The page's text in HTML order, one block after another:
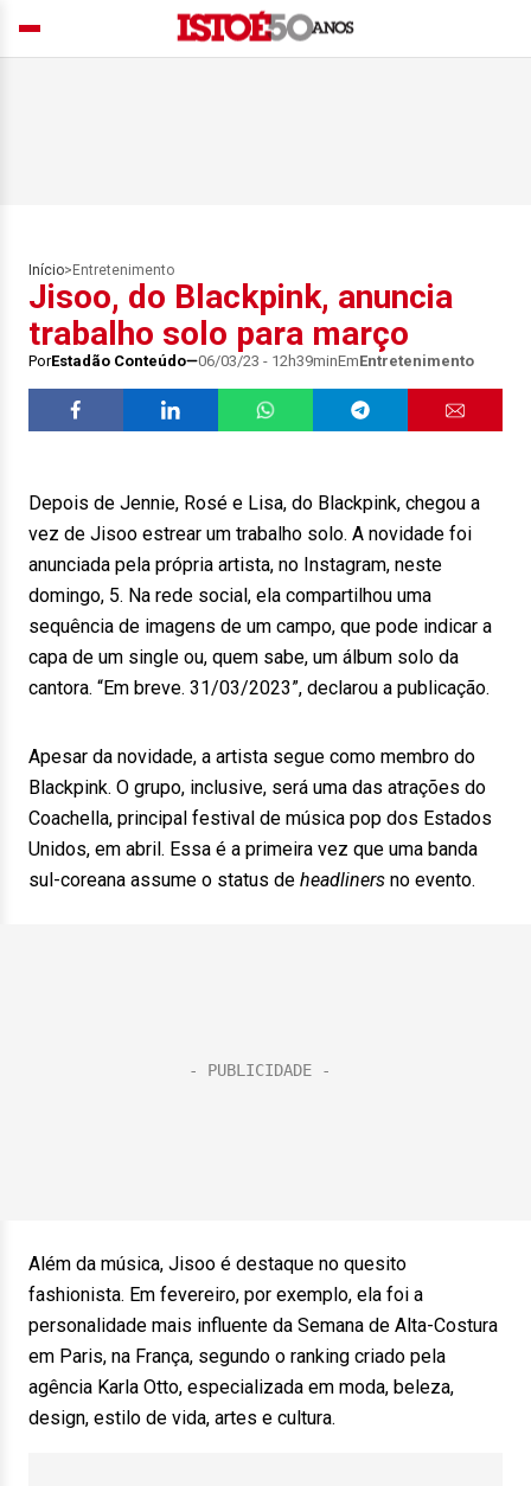
Início> Entretenimento
Jisoo, do Blackpink, anuncia
trabalho solo para março
PorEstadão Conteúdo 06/03/23 - 12h39minEmEntretenimento
Depois de Jennie, Rosé e Lisa, do Blackpink, chegou a
vez de Jisoo estrear um trabalho solo. A novidade foi
anunciada pela própria artista, no Instagram, neste
domingo, 5. Na rede social, ela compartilhou uma
sequência de imagens de um campo, que pode indicar a
capa de um single ou, quem sabe, um álbum solo da
cantora. “Em breve. 31/03/2023”, declarou a publicação.
Apesar da novidade, a artista segue como membro do
Blackpink. O grupo, inclusive, será uma das atrações do
Coachella, principal festival de música pop dos Estados
Unidos, em abril. Essa é a primeira vez que uma banda
sul-coreana assume o status de headliners no evento.
Além da música, Jisoo é destaque no quesito
fashionista. Em fevereiro, por exemplo, ela foi a
personalidade mais influente da Semana de Alta-Costura
em Paris, na França, segundo o ranking criado pela
agência Karla Otto, especializada em moda, beleza,
design, estilo de vida, artes e cultura.